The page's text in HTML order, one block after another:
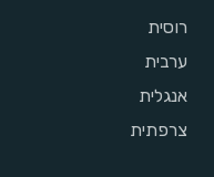
רוסית
ערבית
אנגלית
צרפתית